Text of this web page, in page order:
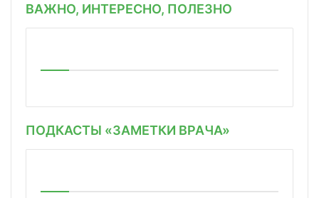
ВАЖНО, ИНТЕРЕСНО, ПОЛЕЗНО
ПОДКАСТЫ «ЗАМЕТКИ ВРАЧА»